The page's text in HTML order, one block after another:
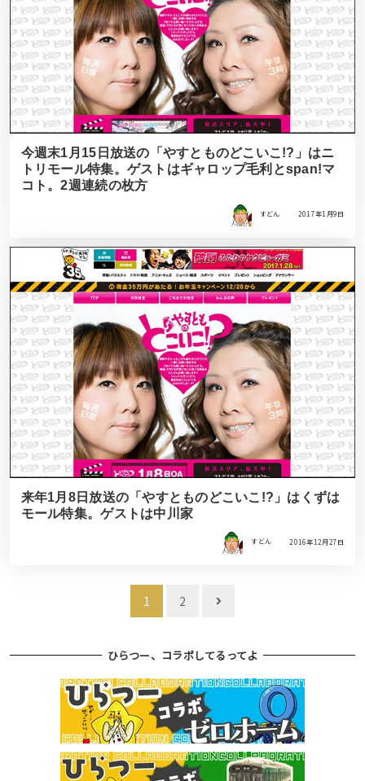
今週末1月15日放送の「やすとものどこいこ!?」はニ
トリモール特集。ゲストはギャロップ毛利とspan!マ
コト。2週連続の枚方
すどん 2017年1月9日
来年1月8日放送の「やすとものどこいこ!?」はくずは
モール特集。ゲストは中川家
すどん 2016年12月27日
ビ
1 2
ひらつー、コラボしてるってよ